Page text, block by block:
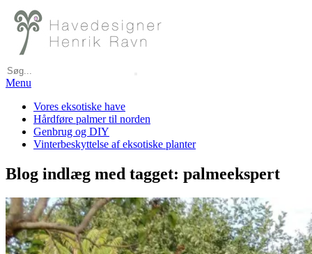
Menu
Primary
Menu
Vores eksotiske have
Hårdføre palmer til norden
Genbrug og DIY
Vinterbeskyttelse af eksotiske planter
Blog indlæg med tagget: palmeekspert